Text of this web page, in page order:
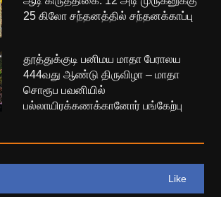
25 கிலோ சந்தனத்தில் சந்தனக்காப்பு
தூத்துக்குடி பனிமய மாதா பேராலய
444வது ஆண்டு திருவிழா – மாதா
சொரூப பவனியில்
பல்லாயிரக்கணக்கானோர் பங்கேற்பு
Like